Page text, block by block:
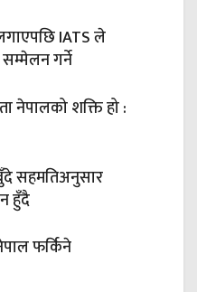
IATS ले
गर्ने
नेपालको शक्ति हो :
सहमतिअनुसार
हुँदै
फर्किने